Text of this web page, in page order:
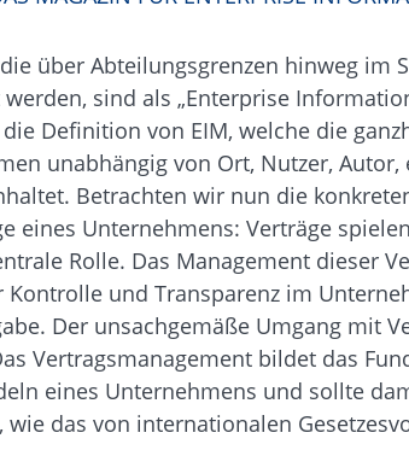
über Abteilungsgrenzen hinweg im
sind als „Enterprise
Definition von EIM, welche die
unabhängig von Ort, Nutzer, Autor,
Betrachten wir nun die
eines Unternehmens: Verträge
Rolle. Das Management dieser
Kontrolle und Transparenz im
Der unsachgemäße Umgang mit
Vertragsmanagement bildet das
eines Unternehmens und sollte
wie das von internationalen